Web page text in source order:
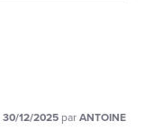
30/12/2025 parANTOINE